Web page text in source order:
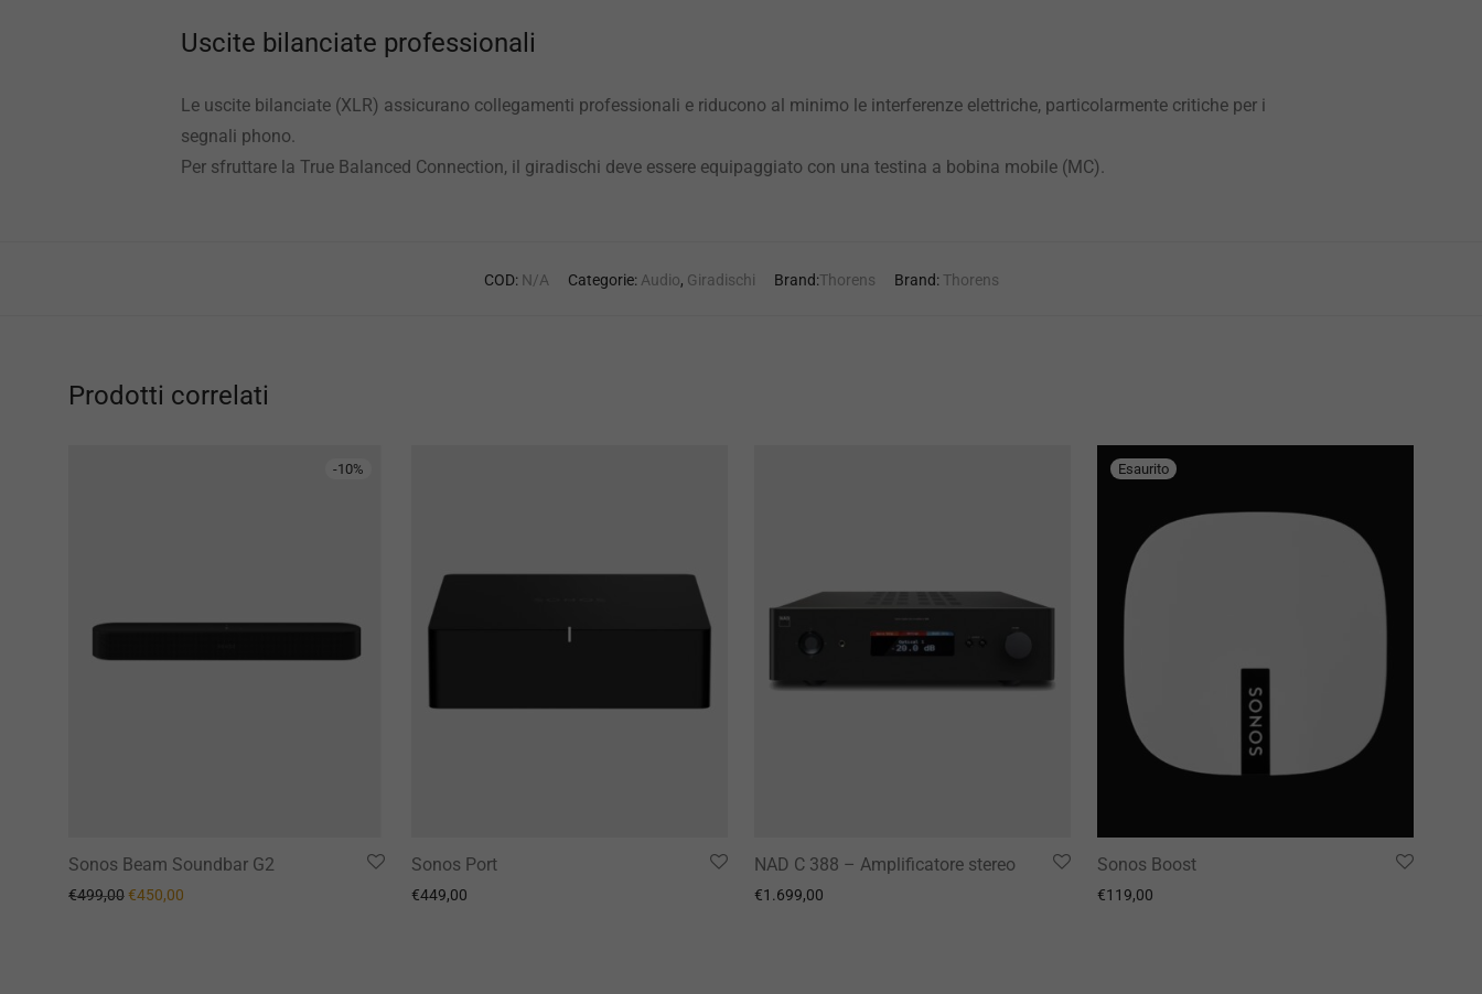
Uscite bilanciate professionali
Le uscite bilanciate (XLR) assicurano collegamenti professionali e riducono al minimo le interferenze elettriche, particolarmente critiche per i
segnali phono.
Per sfruttare la True Balanced Connection, il giradischi deve essere equipaggiato con una testina a bobina mobile (MC).
COD: N/A Categorie: Audio, Giradischi Brand:Thorens Brand: Thorens
Prodotti correlati
-10%
Sonos Beam Soundbar G2
€499,00Il prezzo originale era: €499,00.
€450,00
Sonos Port
€449,00
NAD C 388 – Amplificatore stereo
€1.699,00
Sonos Boost
€119,00